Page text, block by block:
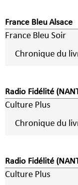
France Bleu Alsace
France Bleu Soir
Radio Fidélité
Culture Plus
Chronique du
Radio Fidélité
Culture Plus